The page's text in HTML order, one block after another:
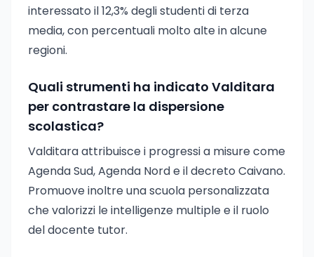
interessato il 12,3% degli studenti di terza
media, con percentuali molto alte in alcune
regioni.
Quali strumenti ha indicato Valditara
per contrastare la dispersione
scolastica?
Valditara attribuisce i progressi a misure come
Agenda Sud, Agenda Nord e il decreto Caivano.
Promuove inoltre una scuola personalizzata
che valorizzi le intelligenze multiple e il ruolo
del docente tutor.